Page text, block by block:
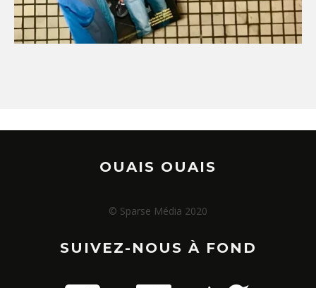
OUAIS OUAIS
© Sparse Média 2020
SUIVEZ-NOUS À FOND